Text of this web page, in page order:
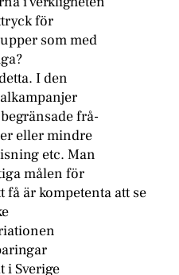
för
som med
I den
frå-
eller mindre
etc. Man
målen för
är kompetenta att se
i Sverige